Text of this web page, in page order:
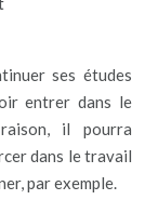
ses études
entrer dans le
il pourra
dans le travail
par exemple.